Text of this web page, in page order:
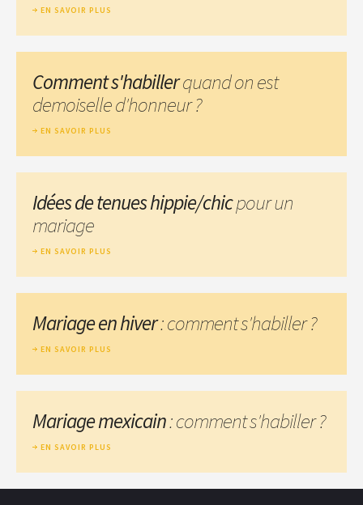
EN SAVOIR PLUS
Comment s'habillerquand on est
demoiselle d'honneur ?
EN SAVOIR PLUS
Idées de tenues hippie/chicpour un
mariage
EN SAVOIR PLUS
Mariage en hiver: comment s'habiller ?
EN SAVOIR PLUS
Mariage mexicain: comment s'habiller ?
EN SAVOIR PLUS